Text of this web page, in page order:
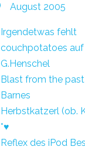
August 2005
Irgendetwas fehlt
couchpotatoes auf
G.Henschel
Blast from the
Barnes
Herbstkatzerl (ob.
*♥
Reflex des iPod